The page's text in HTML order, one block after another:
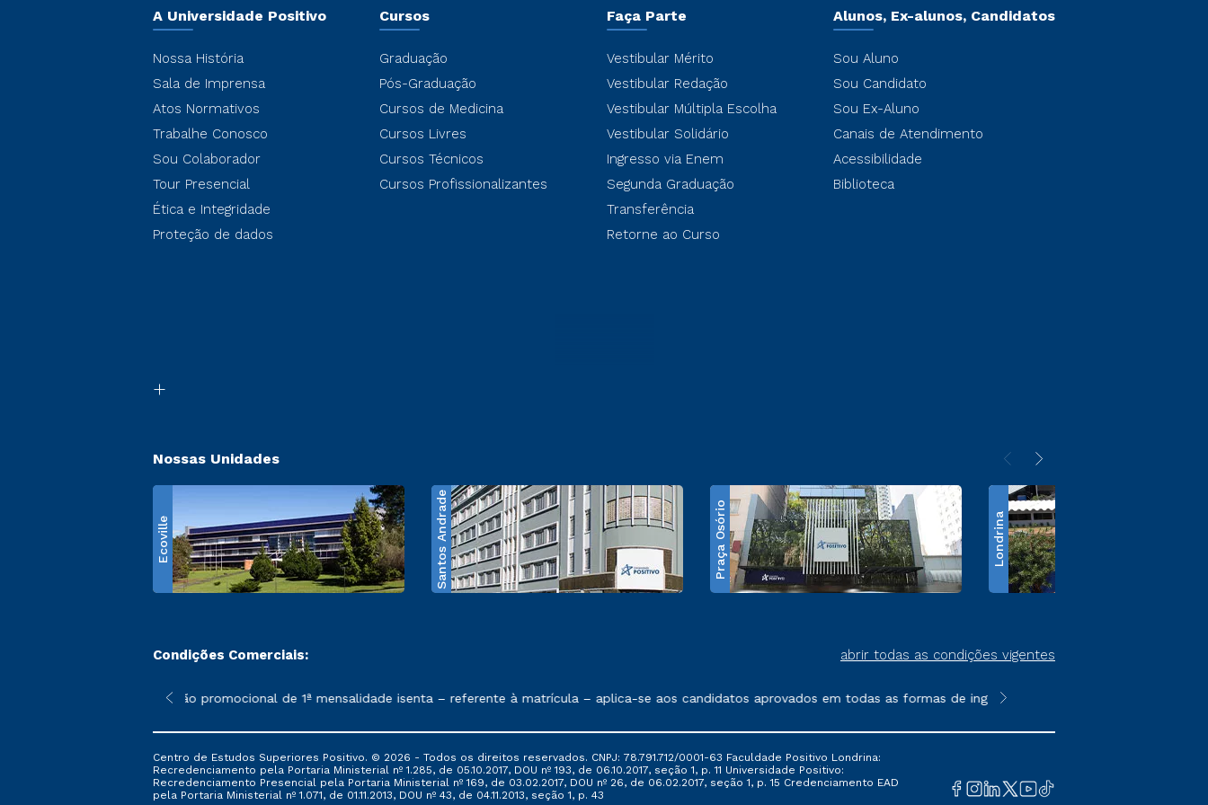
A Universidade Positivo
Nossa História
Sala de Imprensa
Atos Normativos
Trabalhe Conosco
Sou Colaborador
Tour Presencial
Ética e Integridade
Proteção de dados
Cursos
Graduação
Pós-Graduação
Cursos de Medicina
Cursos Livres
Cursos Técnicos
Cursos Profissionalizantes
Faça Parte
Vestibular Mérito
Vestibular Redação
Vestibular Múltipla Escolha
Vestibular Solidário
Ingresso via Enem
Segunda Graduação
Transferência
Retorne ao Curso
Alunos, Ex-alunos, Candidatos
Sou Aluno
Sou Candidato
Sou Ex-Aluno
Canais de Atendimento
Acessibilidade
Biblioteca
Nossas Unidades
Ecoville Santos Andrade Praça Osório Londrina
Condições Comerciais: abrir todas as condições vigentes
sofrer alterações nos períodos de rematrícula conforme exposto no contrato de prestação de serviços
*A condição promocional de 1ª mensalidade isenta – referente à matrícula – aplica-se aos candidatos aprovados em todas as formas de ingresso, exceto na prova on-line
**Semipresencial é um formato do
Centro de Estudos Superiores Positivo. © 2026 - Todos os direitos reservados. CNPJ: 78.791.712/0001-63 Faculdade Positivo Londrina:
Recredenciamento pela Portaria Ministerial nº 1.285, de 05.10.2017, DOU nº 193, de 06.10.2017, seção 1, p. 11 Universidade Positivo:
Recredenciamento Presencial ​pela Portaria Ministerial nº 169, de 03.02.2017, DOU nº 26, de 06.02.2017, seção 1, p. 15 Credenciamento EAD
pela Portaria Ministerial nº 1.071, de 01.11.2013, DOU nº 43, de 04.11.2013, seção 1, p. 43